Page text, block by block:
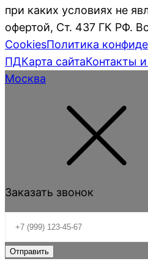
при каких условиях не
офертой, Ст. 437 ГК РФ.
CookiesПолитика
ПДКарта сайтаКонтакты
Москва
Заказать звонок